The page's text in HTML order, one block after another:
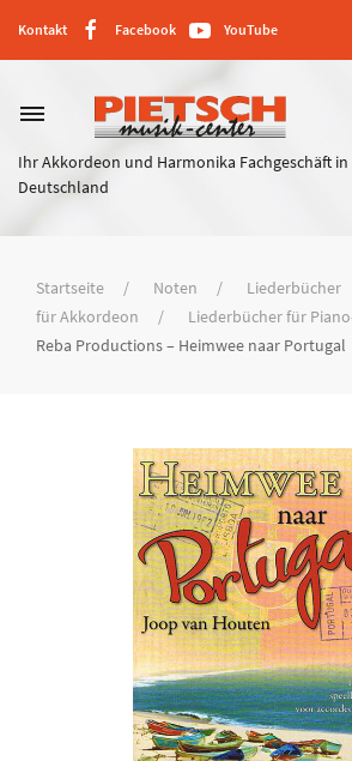
Kontakt Facebook YouTube
dehaze
Ihr Akkordeon und Harmonika Fachgeschäft in
Deutschland
Startseite Noten Liederbücher
für Akkordeon
Liederbücher für
Reba Productions – Heimwee naar Portugal